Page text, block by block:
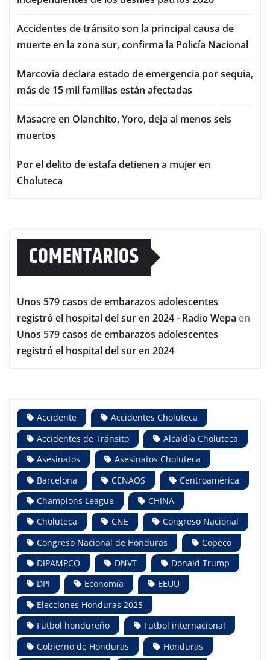
Accidentes de tránsito son la principal causa de
muerte en la zona sur, confirma la Policía Nacional
Marcovia declara estado de emergencia por sequía,
más de 15 mil familias están afectadas
Masacre en Olanchito, Yoro, deja al menos seis
muertos
Por el delito de estafa detienen a mujer en
Choluteca
COMENTARIOS
Unos 579 casos de embarazos adolescentes
registró el hospital del sur en 2024 - Radio Wepa en
Unos 579 casos de embarazos adolescentes
registró el hospital del sur en 2024
Accidente
Accidentes Choluteca
Accidentes de Tránsito
Alcaldía Choluteca
Asesinatos
Asesinatos Choluteca
Barcelona
CENAOS
Centroamérica
Champions League
CHINA
Choluteca
CNE
Congreso Nacional
Congreso Nacional de Honduras
Copeco
DIPAMPCO
DNVT
Donald Trump
DPI
Economía
EEUU
Elecciones Honduras 2025
Futbol hondureño
Futbol internacional
Gobierno de Honduras
Honduras